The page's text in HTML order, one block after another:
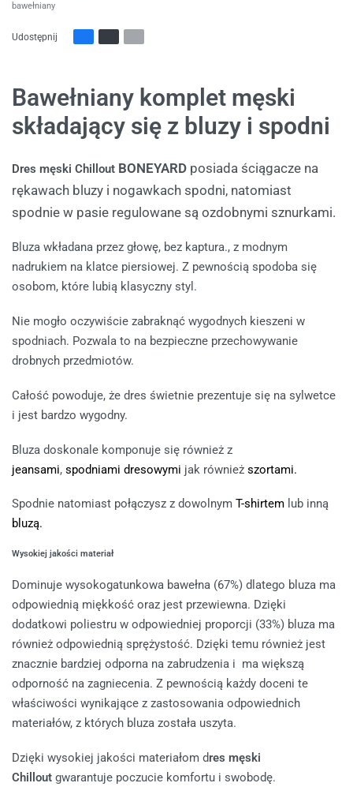
bawełniany
Udostępnij
Bawełniany komplet męski
składający się z bluzy i spodni
Dres męski Chillout BONEYARD posiada ściągacze na
rękawach bluzy i nogawkach spodni, natomiast
spodnie w pasie regulowane są ozdobnymi sznurkami.
Bluza wkładana przez głowę, bez kaptura., z modnym
nadrukiem na klatce piersiowej. Z pewnością spodoba się
osobom, które lubią klasyczny styl.
Nie mogło oczywiście zabraknąć wygodnych kieszeni w
spodniach. Pozwala to na bezpieczne przechowywanie
drobnych przedmiotów.
Całość powoduje, że dres świetnie prezentuje się na sylwetce
i jest bardzo wygodny.
Bluza doskonale komponuje się również z
jeansami, spodniami dresowymi jak również szortami.
Spodnie natomiast połączysz z dowolnym T-shirtem lub inną
bluzą.
Wysokiej jakości materiał
Dominuje wysokogatunkowa bawełna (67%) dlatego bluza ma
odpowiednią miękkość oraz jest przewiewna. Dzięki
dodatkowi poliestru w odpowiedniej proporcji (33%) bluza ma
również odpowiednią sprężystość. Dzięki temu również jest
znacznie bardziej odporna na zabrudzenia i ma większą
odporność na zagniecenia. Z pewnością każdy doceni te
właściwości wynikające z zastosowania odpowiednich
materiałów, z których bluza została uszyta.
Dzięki wysokiej jakości materiałom dres męski
Chillout gwarantuje poczucie komfortu i swobodę.